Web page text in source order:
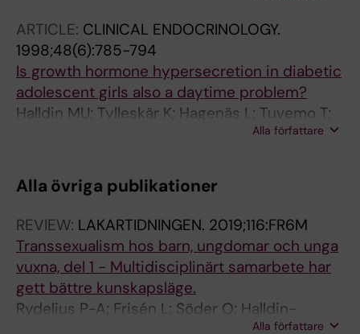
ARTICLE: CLINICAL ENDOCRINOLOGY.
1998;48(6):785-794
Is growth hormone hypersecretion in diabetic
adolescent girls also a daytime problem?
Halldin MU; Tylleskär K; Hagenäs L; Tuvemo T;
Alla författare
Alla övriga publikationer
REVIEW: LAKARTIDNINGEN. 2019;116:FR6M
Transsexualism hos barn, ungdomar och unga
vuxna, del 1 - Multidisciplinärt samarbete har
gett bättre kunskapsläge.
Rydelius P-A; Frisén L; Söder O; Halldin-
Alla författare